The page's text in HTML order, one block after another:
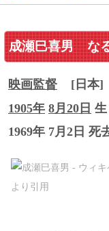
成瀬巳喜男 な
映画監督
[日本]
1905年 8月20日 生
1969年 7月2日 死